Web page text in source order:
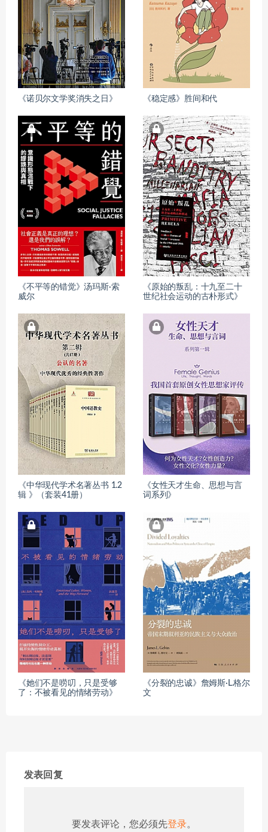
《诺贝尔文学奖消失之日》 《稳定感》胜间和代
《不平等的错觉》汤玛斯·索
威尔
《原始的叛乱：十九至二十
世纪社会运动的古朴形式》
《中华现代学术名著丛书 1.2
辑 》（套装41册）
《女性天才生命、思想与言
词系列》
《她们不是唠叨，只是受够
了：不被看见的情绪劳动》
《分裂的忠诚》詹姆斯·L.格尔
文
发表回复
要发表评论，您必须先登录。